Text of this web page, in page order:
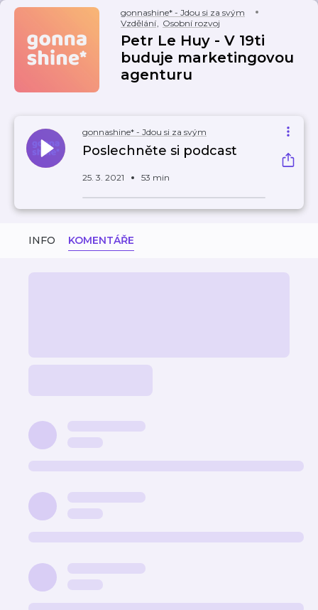
gonnashine* - Jdou si za svým
Vzdělání, Osobní rozvoj
Petr Le Huy - V 19ti
buduje marketingovou
agenturu
gonnashine* - Jdou si za svým
Poslechněte si podcast
25. 3. 2021 53 min
INFO KOMENTÁŘE